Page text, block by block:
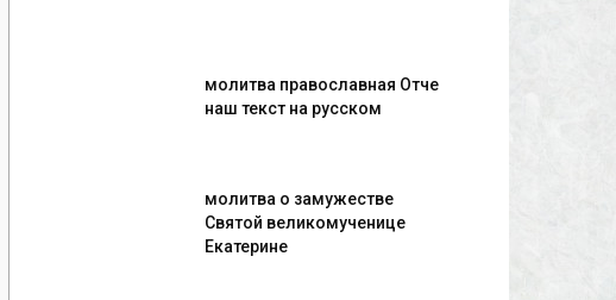
молитва православная Отче
наш текст на русском
молитва о замужестве
Святой великомученице
Екатерине